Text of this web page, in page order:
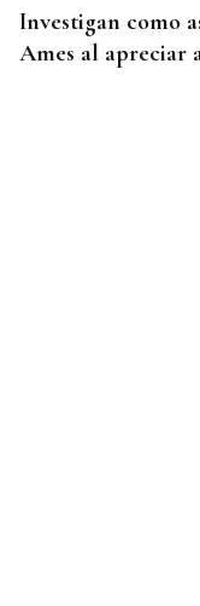
Investigan como
Ames al apreciar